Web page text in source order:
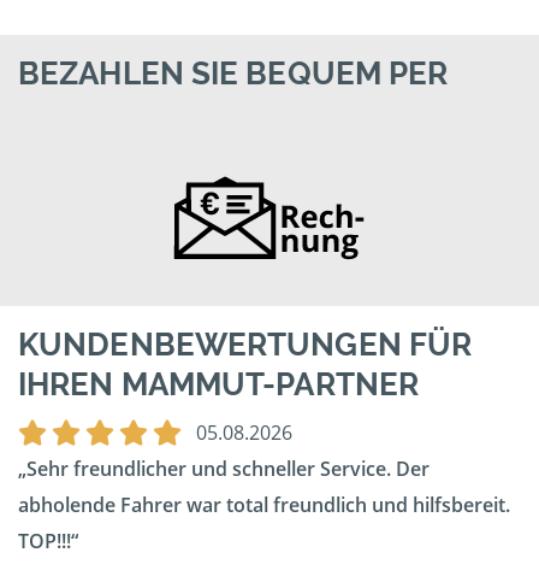
BEZAHLEN SIE BEQUEM PER
KUNDENBEWERTUNGEN FÜR
IHREN MAMMUT-PARTNER
05.08.2026
Sehr freundlicher und schneller Service. Der
abholende Fahrer war total freundlich und hilfsbereit.
TOP!!!